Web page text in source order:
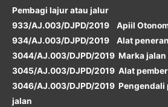
Pembagi lajur atau jalur
933/AJ.003/DJPD/2019 Apiil
934/AJ.003/DJPD/2019 Alat
3044/AJ.003/DJPD/2019 Marka
3045/AJ.003/DJPD/2019 Alat
3046/AJ.003/DJPD/2019 Pengendali
jalan